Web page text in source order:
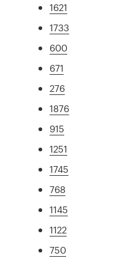
1621
1733
600
671
276
1876
915
1251
1745
768
1145
1122
750